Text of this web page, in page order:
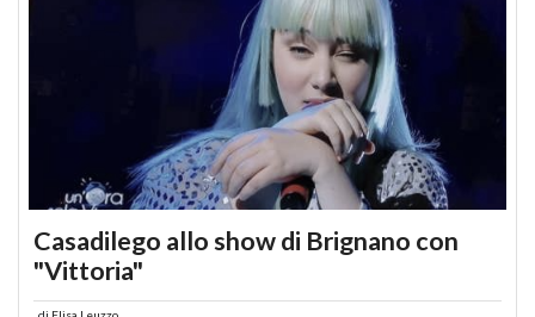
Casadilego allo show di Brignano con
"Vittoria"